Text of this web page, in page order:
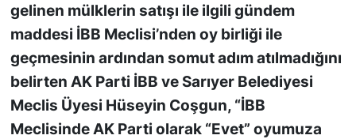
gelinen mülklerin satışı ile ilgili gündem
maddesi İBB Meclisi’nden oy birliği ile
geçmesinin ardından somut adım atılmadığını
belirten AK Parti İBB ve Sarıyer Belediyesi
Meclis Üyesi Hüseyin Coşgun, “İBB
Meclisinde AK Parti olarak “Evet” oyumuza